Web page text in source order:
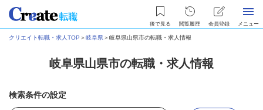
後で見る 閲覧履歴 会員登録 メニュー
クリエイト転職・求人TOP ＞岐阜県＞岐阜県山県市の転職・求人情報
岐阜県山県市の転職・求人情報
検索条件の設定